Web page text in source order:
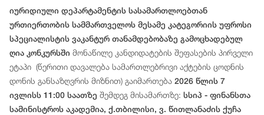
იურიდიული დეპარტამენტის სასამართლოებთან
ურთიერთობის სამმართველოს მესამე კატეგორიის უფროსი
სპეციალისტის ვაკანტურ თანამდებობაზე გამოცხადებულ
ღია კონკურსში მონაწილე კანდიდატების შეფასების პირველი
ეტაპი (წერითი დავალება სამართლებრივი აქტების ცოდნის
დონის განსაზღვრის მიზნით) გაიმართება 2026 წლის 7
ივლისს 11:00 საათზე შემდეგ მისამართზე: სსიპ - ფინანსთა
სამინისტროს აკადემია, ქ.თბილისი, ვ. წითლანაძის ქუჩა